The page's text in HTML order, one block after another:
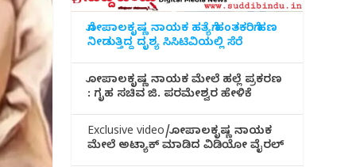
ಗೋಪಾಲಕೃಷ್ಣ ನಾಯಕ ಹತ್ಯೆಗೆ ಹಂತಕರಿಗೆ ಹಣ
ನೀಡುತ್ತಿದ್ದ ದೃಶ್ಯ ಸಿಸಿಟಿವಿಯಲ್ಲಿ ಸೆರೆ
ಗೋಪಾಲಕೃಷ್ಣ ನಾಯಕ ಮೇಲೆ ಹಲ್ಲೆ ಪ್ರಕರಣ
: ಗೃಹ ಸಚಿವ ಜಿ. ಪರಮೇಶ್ವರ ಹೇಳಿಕೆ
Exclusive video/ಗೋಪಾಲಕೃಷ್ಣ ನಾಯಕ
ಮೇಲೆ ಅಟ್ಯಾಕ್ ಮಾಡಿದ ವಿಡಿಯೋ ವೈರಲ್